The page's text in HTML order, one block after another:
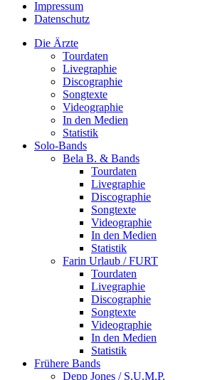
Impressum
Datenschutz
Die Ärzte
Tourdaten
Livegraphie
Discographie
Songtexte
Videographie
In den Medien
Statistik
Solo-Bands
Bela B. & Bands
Tourdaten
Livegraphie
Discographie
Songtexte
Videographie
In den Medien
Statistik
Farin Urlaub / FURT
Tourdaten
Livegraphie
Discographie
Songtexte
Videographie
In den Medien
Statistik
Frühere Bands
Depp Jones / S.U.M.P.